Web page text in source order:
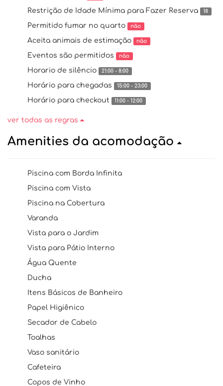
Restrição de Idade Mínima para Fazer Reserva 18
Permitido fumar no quarto não
Aceita animais de estimação não
Eventos são permitidos não
Horario de silêncio 21:00 - 8:00
Horário para chegadas 15:00 - 23:00
Horário para checkout 11:00 - 12:00
ver todas as regras
Amenities da acomodação
Piscina com Borda Infinita
Piscina com Vista
Piscina na Cobertura
Varanda
Vista para o Jardim
Vista para Pátio Interno
Água Quente
Ducha
Itens Básicos de Banheiro
Papel Higiênico
Secador de Cabelo
Toalhas
Vaso sanitário
Cafeteira
Copos de Vinho